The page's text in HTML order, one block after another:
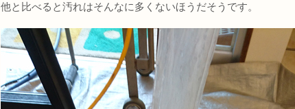
他と比べると汚れはそんなに多くないほうだそうです。